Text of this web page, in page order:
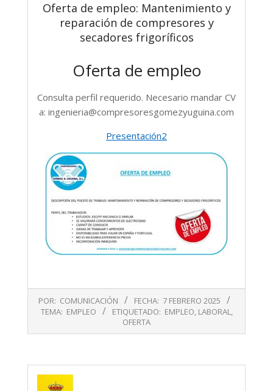
Oferta de empleo: Mantenimiento y
reparación de compresores y
secadores frigoríficos
Oferta de empleo
Consulta perfil requerido. Necesario mandar CV
a: ingenieria@compresoresgomezyuguina.com
Presentación2
02-
POR: COMUNICACIÓN FECHA: 7 FEBRERO 2025
TEMA: EMPLEO ETIQUETADO: EMPLEO, LABORAL,
OFERTA